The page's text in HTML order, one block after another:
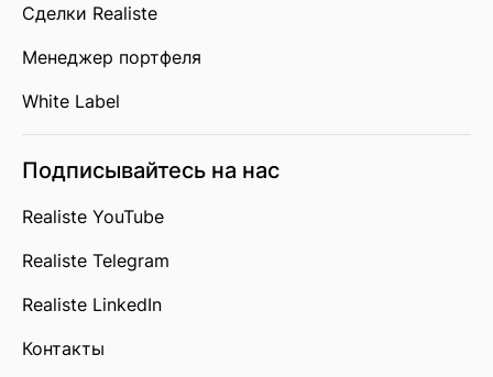
Сделки Realiste
Менеджер портфеля
White Label
Подписывайтесь на нас
Realiste YouTube
Realiste Telegram
Realiste LinkedIn
Контакты